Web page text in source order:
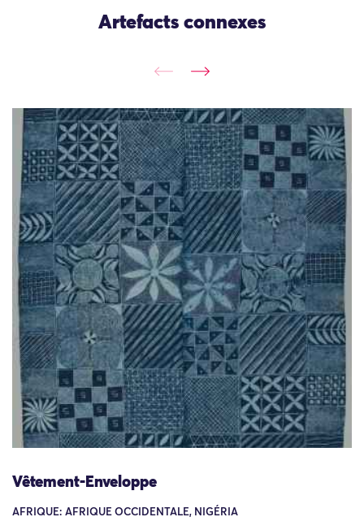
Artefacts connexes
Vêtement-Enveloppe
AFRIQUE: AFRIQUE OCCIDENTALE, NIGÉRIA